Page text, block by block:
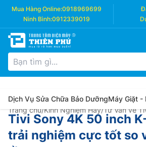
Mua Hàng Online:0918969699
Ninh Bình:0912339019
Dịch Vụ Sửa Chữa Bảo DưỡngMáy Giặt -
Trang chủ/Kinh Nghiệm Hay/Tư Vấn về
Tivi Sony 4K 50 inch
trải nghiệm cực tốt so